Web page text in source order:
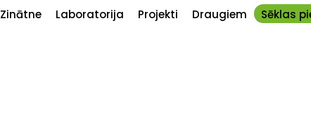
Zinātne Laboratorija Projekti Draugiem Sēklas